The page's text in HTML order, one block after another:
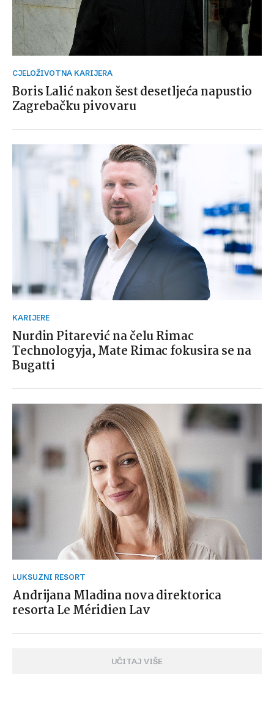
CJELOŽIVOTNA KARIJERA
Boris Lalić nakon šest desetljeća napustio
Zagrebačku pivovaru
KARIJERE
Nurdin Pitarević na čelu Rimac
Technologyja, Mate Rimac fokusira se na
Bugatti
LUKSUZNI RESORT
Andrijana Mladina nova direktorica
resorta Le Méridien Lav
UČITAJ VIŠE